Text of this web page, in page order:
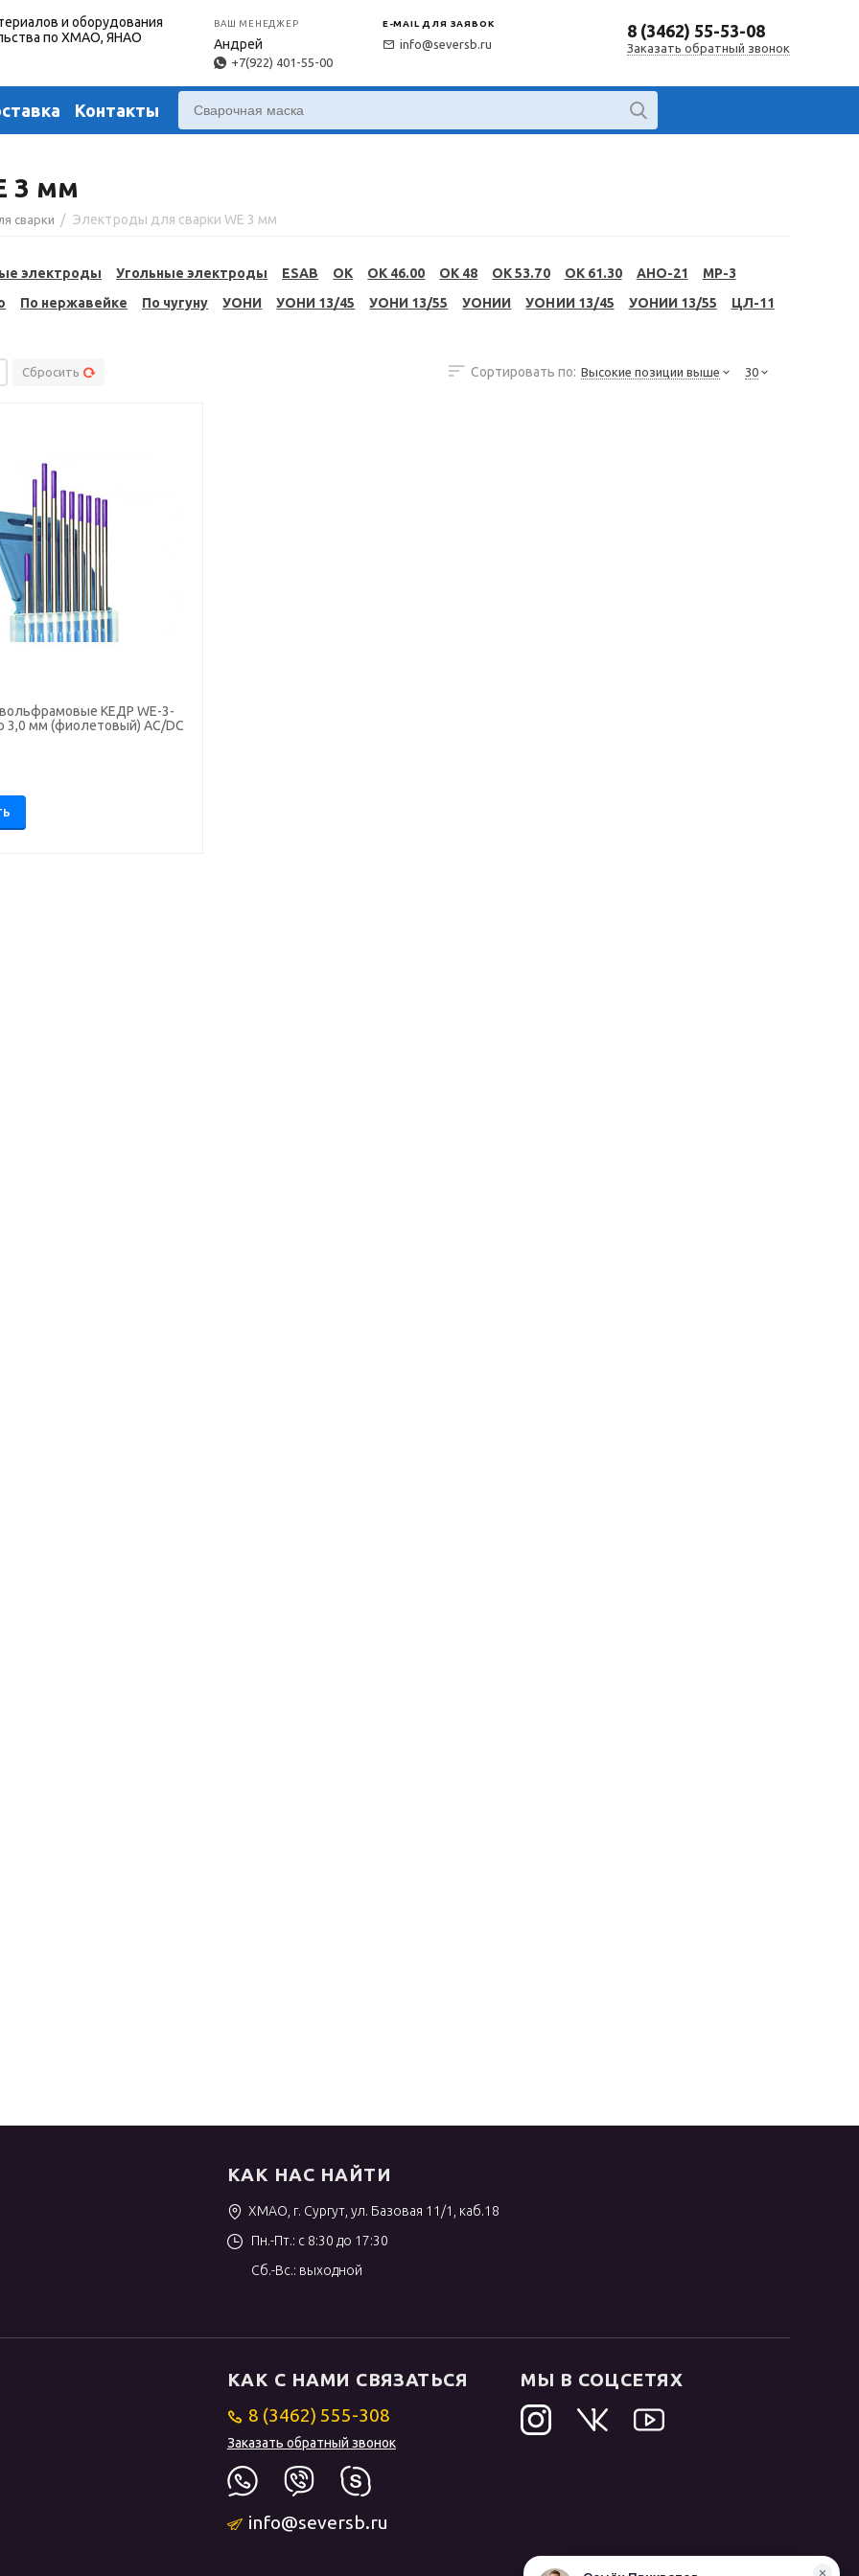
и оборудования
по ХМАО, ЯНАО
ВАШ МЕНЕДЖЕР
Андрей
+7(922) 401-55-00
E-MAIL ДЛЯ ЗАЯВОК
info@seversb.ru
8 (3462) 55-53-08
Заказать обратный звонок
Контакты
3 мм
сварки / Электроды для сварки WE 3 мм
электроды Угольные электроды ESAB OK OK 46.00 OK 48 OK 53.70 OK 61.30 АНО-21
МР-3
По нержавейке По чугуну УОНИ УОНИ 13/45 УОНИ 13/55 УОНИИ УОНИИ 13/45 УОНИИ 13/55
ЦЛ-11
Сбросить Сортировать по: Высокие позиции выше 30
КЕДР WE-3-
3,0 мм (фиолетовый) AC/DC
КАК НАС НАЙТИ
ХМАО, г. Сургут, ул. Базовая 11/1, каб.18
Пн.-Пт.: с 8:30 до 17:30
Сб.-Вс.: выходной
КАК С НАМИ СВЯЗАТЬСЯ
8 (3462) 555-308
Заказать обратный звонок
info@seversb.ru
МЫ В СОЦСЕТЯХ